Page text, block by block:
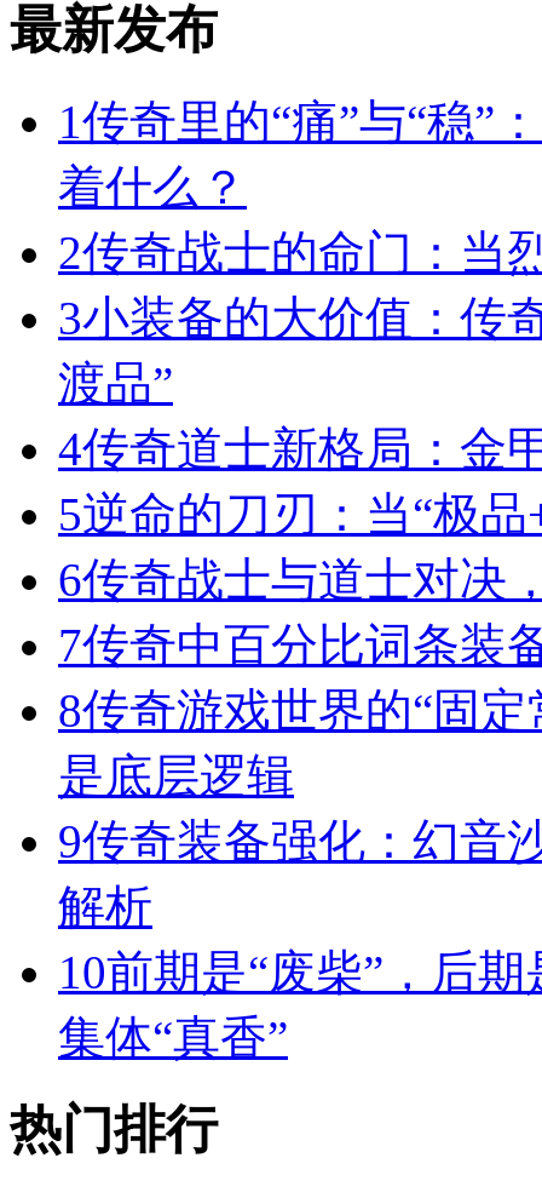
最新发布
1传奇里的“痛”与“稳”
着什么？
2传奇战士的命门：当
3小装备的大价值：传
渡品”
4传奇道士新格局：金
5逆命的刀刃：当“极
6传奇战士与道士对决
7传奇中百分比词条装
8传奇游戏世界的“固
是底层逻辑
9传奇装备强化：幻音
解析
10前期是“废柴”，后
集体“真香”
热门排行